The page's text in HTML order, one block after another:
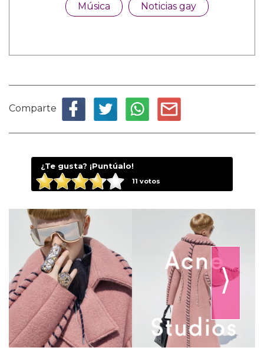
Música Noticias gay
Comparte
¿Te gusta? ¡Puntúalo!
11 votos
⟩